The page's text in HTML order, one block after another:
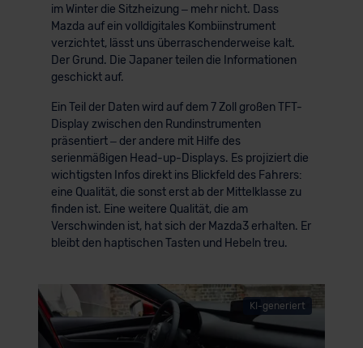
im Winter die Sitzheizung – mehr nicht. Dass
Mazda auf ein volldigitales Kombiinstrument
verzichtet, lässt uns überraschenderweise kalt.
Der Grund. Die Japaner teilen die Informationen
geschickt auf.
Ein Teil der Daten wird auf dem 7 Zoll großen TFT-
Display zwischen den Rundinstrumenten
präsentiert – der andere mit Hilfe des
serienmäßigen Head-up-Displays. Es projiziert die
wichtigsten Infos direkt ins Blickfeld des Fahrers:
eine Qualität, die sonst erst ab der Mittelklasse zu
finden ist. Eine weitere Qualität, die am
Verschwinden ist, hat sich der Mazda3 erhalten. Er
bleibt den haptischen Tasten und Hebeln treu.
KI-generiert